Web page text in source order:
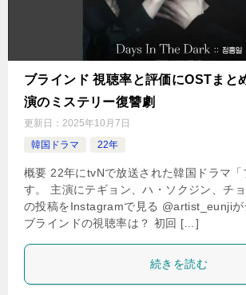
ブラインド 視聴率と評価にOSTまと
演のミステリー復讐劇
更新日： 2025年10月7日
韓国ドラマ
22年
概要 22年にtvNで放送された韓国ドラマ「
す。 主演にテギョン、ハ・ソクジン、チ
の投稿をInstagramで見る @artist_eunjiが
ブラインドの視聴率は？ 初回 […]
続きを読む